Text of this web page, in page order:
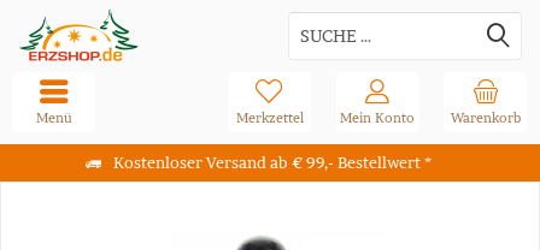
Kostenloser Versand ab € 99,- Bestellwert *
Warenkorb
Merkzettel Mein Konto
Menü